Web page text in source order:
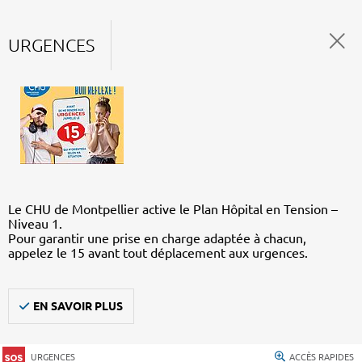
URGENCES
Le CHU de Montpellier active le Plan Hôpital en Tension –
Niveau 1.
Pour garantir une prise en charge adaptée à chacun,
appelez le 15 avant tout déplacement aux urgences.
EN SAVOIR PLUS
URGENCES ACCÈS RAPIDES